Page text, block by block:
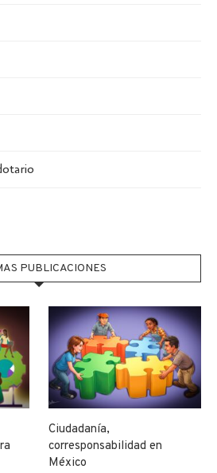
PUBLICACIONES
Ciudadanía,
corresponsabilidad en
México